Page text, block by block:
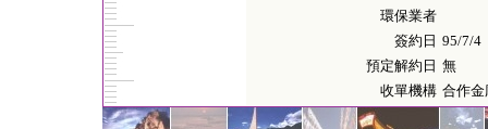
環保業者
簽約日 95/7/4
預定解約日 無
收單機構 合作金